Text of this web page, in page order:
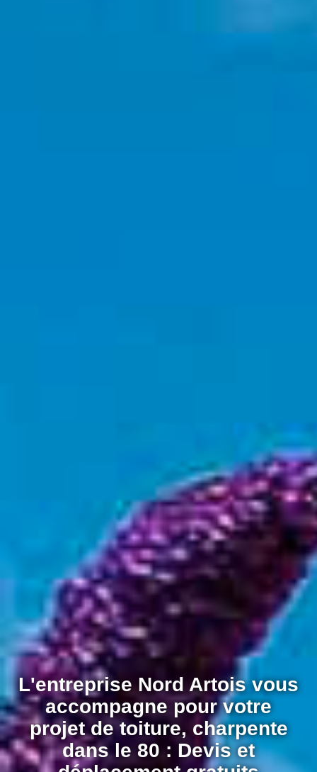
L'entreprise Nord Artois vous
accompagne pour votre
projet de toiture, charpente
dans le 80 : Devis et